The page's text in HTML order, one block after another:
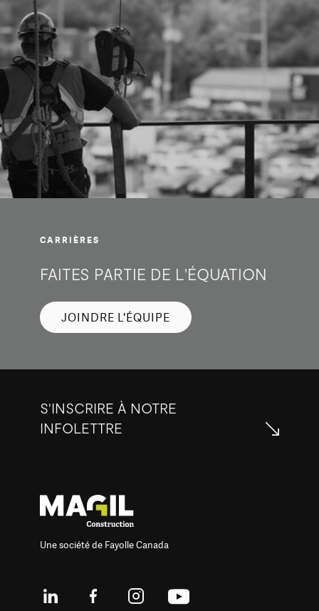
CARRIÈRES
FAITES PARTIE DE L'ÉQUATION
JOINDRE L'ÉQUIPE
S'INSCRIRE À NOTRE
INFOLETTRE
Une société de Fayolle Canada